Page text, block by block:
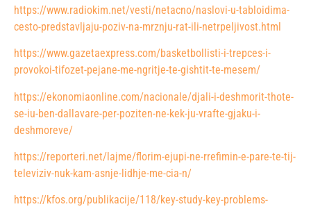
https://www.radiokim.net/vesti/netacno/naslovi-u-tabloidima-
cesto-predstavljaju-poziv-na-mrznju-rat-ili-netrpeljivost.html
https://www.gazetaexpress.com/basketbollisti-i-trepces-i-
provokoi-tifozet-pejane-me-ngritje-te-gishtit-te-mesem/
https://ekonomiaonline.com/nacionale/djali-i-deshmorit-thote-
se-iu-ben-dallavare-per-poziten-ne-kek-ju-vrafte-gjaku-i-
deshmoreve/
https://reporteri.net/lajme/florim-ejupi-ne-rrefimin-e-pare-te-tij-
televiziv-nuk-kam-asnje-lidhje-me-cia-n/
https://kfos.org/publikacije/118/key-study-key-problems-